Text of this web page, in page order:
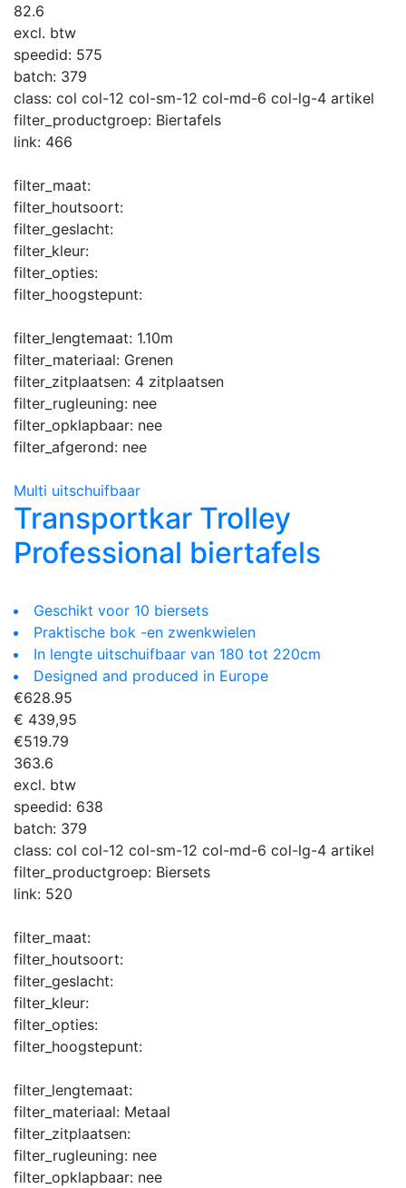
82.6
excl. btw
speedid: 575
batch: 379
class: col col-12 col-sm-12 col-md-6 col-lg-4 artikel
filter_productgroep: Biertafels
link: 466
filter_maat:
filter_houtsoort:
filter_geslacht:
filter_kleur:
filter_opties:
filter_hoogstepunt:
filter_lengtemaat: 1.10m
filter_materiaal: Grenen
filter_zitplaatsen: 4 zitplaatsen
filter_rugleuning: nee
filter_opklapbaar: nee
filter_afgerond: nee
Multi uitschuifbaar
Transportkar Trolley
Professional biertafels
Geschikt voor 10 biersets
Praktische bok -en zwenkwielen
In lengte uitschuifbaar van 180 tot 220cm
Designed and produced in Europe
€628.95
€ 439,95
€519.79
363.6
excl. btw
speedid: 638
batch: 379
class: col col-12 col-sm-12 col-md-6 col-lg-4 artikel
filter_productgroep: Biersets
link: 520
filter_maat:
filter_houtsoort:
filter_geslacht:
filter_kleur:
filter_opties:
filter_hoogstepunt:
filter_lengtemaat:
filter_materiaal: Metaal
filter_zitplaatsen:
filter_rugleuning: nee
filter_opklapbaar: nee